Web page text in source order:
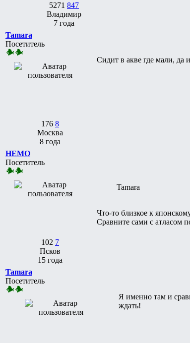
5271 847
Владимир
7 года
Tamara
Посетитель
176 8
Москва
8 года
Сидит в акве где мали, да
НЕМО
Посетитель
102 7
Псков
15 года
Tamara
Что-то близкое к
Сравните сами с атласом
Tamara
Посетитель
Я именно там и
ждать!